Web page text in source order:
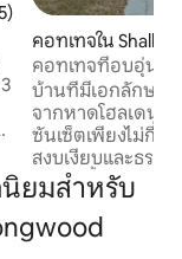
4.96 จาก 5, 25 รีวิว
คอทเทจใน
คอทเทจที่อบอุ่นห่า
ชายหาด
บ้านที่มีเอกลักษณ์
จากหาดโฮลเดน ห
ซันเซ็ตเพียงไม่กี่น
สงบเงียบและธรร
ใกล้แม่น้ำ แต่ห่างจ
ช้อปปิ้งเพียงไม่กี่นาที เหมาะสำ
ครอบครัว เพื่อน แ
ยมสำหรับ